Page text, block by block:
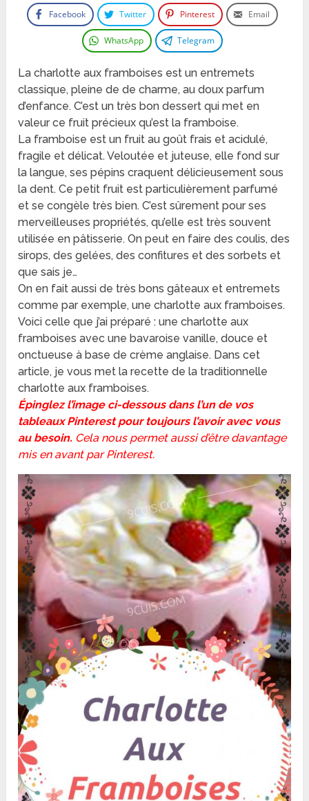
Facebook Twitter Pinterest Email
WhatsApp Telegram
La charlotte aux framboises est un entremets
classique, pleine de de charme, au doux parfum
d’enfance. C’est un très bon dessert qui met en
valeur ce fruit précieux qu’est la framboise.
La framboise est un fruit au goût frais et acidulé,
fragile et délicat. Veloutée et juteuse, elle fond sur
la langue, ses pépins craquent délicieusement sous
la dent. Ce petit fruit est particulièrement parfumé
et se congèle très bien. C’est sûrement pour ses
merveilleuses propriétés, qu’elle est très souvent
utilisée en pâtisserie. On peut en faire des coulis, des
sirops, des gelées, des confitures et des sorbets et
que sais je…
On en fait aussi de très bons gâteaux et entremets
comme par exemple, une charlotte aux framboises.
Voici celle que j’ai préparé : une charlotte aux
framboises avec une bavaroise vanille, douce et
onctueuse à base de crème anglaise. Dans cet
article, je vous met la recette de la traditionnelle
charlotte aux framboises.
Épinglez l’image ci-dessous dans l’un de vos
tableaux Pinterest pour toujours l’avoir avec vous
au besoin. Cela nous permet aussi d’être davantage
mis en avant par Pinterest.